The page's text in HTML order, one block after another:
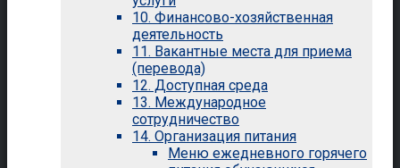
10. Финансово-хозяйственная
деятельность
11. Вакантные места для приема
(перевода)
12. Доступная среда
13. Международное
сотрудничество
14. Организация питания
Меню ежедневного горячего